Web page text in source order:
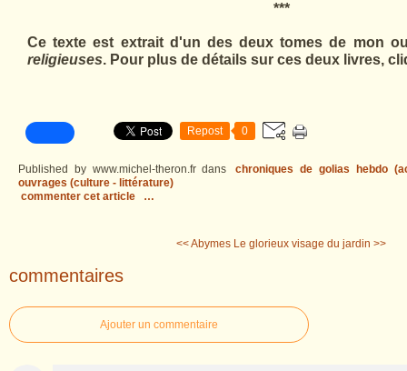
***
Ce texte est extrait d'un des deux tomes de mon
religieuses. Pour plus de détails sur ces deux livres,
Repost 0
Published by www.michel-theron.fr dans
chroniques de golias hebdo
ouvrages (culture - littérature)
commenter cet article
…
<< Abymes Le glorieux visage du jardin >>
commentaires
Ajouter un commentaire